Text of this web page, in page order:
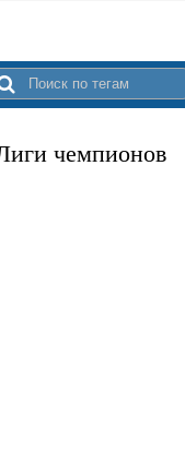
чемпионов